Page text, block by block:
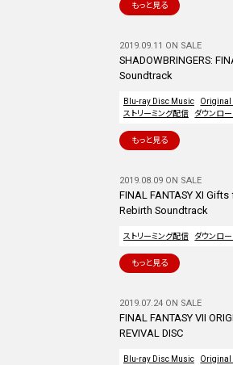
もっと見る
2019.09.11 ON SALE
SHADOWBRINGERS:
Soundtrack
Blu-ray Disc Music Original
ストリーミング配信
ダウンロ
もっと見る
2019.08.09 ON SALE
FINAL FANTASY XI
Rebirth Soundtrack
ストリーミング配信 ダウンロ
もっと見る
2019.07.24 ON SALE
FINAL FANTASY VII
REVIVAL DISC
Blu-ray Disc Music Original